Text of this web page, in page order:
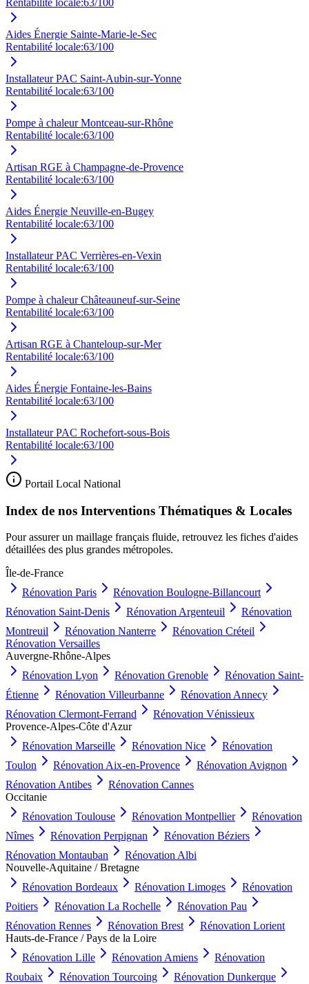
Aides Énergie Sainte-Marie-le-Sec
Rentabilité locale:63/100
Installateur PAC Saint-Aubin-sur-Yonne
Rentabilité locale:63/100
Pompe à chaleur Montceau-sur-Rhône
Rentabilité locale:63/100
Artisan RGE à Champagne-de-Provence
Rentabilité locale:63/100
Aides Énergie Neuville-en-Bugey
Rentabilité locale:63/100
Installateur PAC Verrières-en-Vexin
Rentabilité locale:63/100
Pompe à chaleur Châteauneuf-sur-Seine
Rentabilité locale:63/100
Artisan RGE à Chanteloup-sur-Mer
Rentabilité locale:63/100
Aides Énergie Fontaine-les-Bains
Rentabilité locale:63/100
Installateur PAC Rochefort-sous-Bois
Rentabilité locale:63/100
Portail Local National
Index de nos Interventions Thématiques & Locales
Pour assurer un maillage français fluide, retrouvez les fiches d'aides
détaillées des plus grandes métropoles.
Île-de-France
Rénovation Paris Rénovation Boulogne-Billancourt
Rénovation Saint-Denis Rénovation Argenteuil
Rénovation
Montreuil
Rénovation Nanterre Rénovation Créteil
Rénovation Versailles
Auvergne-Rhône-Alpes
Rénovation Lyon Rénovation Grenoble Rénovation Saint-
Étienne
Rénovation Villeurbanne Rénovation Annecy
Rénovation Clermont-Ferrand Rénovation Vénissieux
Provence-Alpes-Côte d'Azur
Rénovation Marseille Rénovation Nice
Rénovation
Toulon
Rénovation Aix-en-Provence Rénovation Avignon
Rénovation Antibes Rénovation Cannes
Occitanie
Rénovation Toulouse Rénovation Montpellier
Rénovation
Nîmes
Rénovation Perpignan Rénovation Béziers
Rénovation Montauban Rénovation Albi
Nouvelle-Aquitaine / Bretagne
Rénovation Bordeaux Rénovation Limoges
Rénovation
Poitiers
Rénovation La Rochelle Rénovation Pau
Rénovation Rennes Rénovation Brest Rénovation Lorient
Hauts-de-France / Pays de la Loire
Rénovation Lille Rénovation Amiens
Rénovation
Roubaix
Rénovation Tourcoing Rénovation Dunkerque